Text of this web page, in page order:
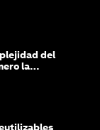
del
la